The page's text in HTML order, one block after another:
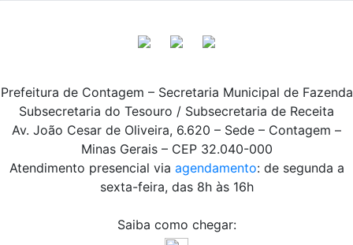
Prefeitura de Contagem – Secretaria Municipal de Fazenda
Subsecretaria do Tesouro / Subsecretaria de Receita
Av. João Cesar de Oliveira, 6.620 – Sede – Contagem –
Minas Gerais – CEP 32.040-000
Atendimento presencial via agendamento: de segunda a
sexta-feira, das 8h às 16h
Saiba como chegar: